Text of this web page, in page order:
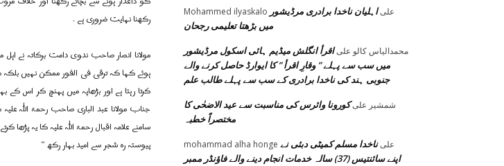
رکھنا نہایت ضروری ہے .
مولانا انصار صاحب ندوی دامت برکاتہ نے
ہوئے کہا کہ ترقی فی الفور ممکن نہیں
کرتا رہتا ہے اور بڑھاپہ میں پہنچ کر اس
جناب مولانا عبد الباری صاحب رحمۃ اللہ
سامنے علامہ اقبال رحمۃ اللہ علیہ کا یہ
پیوستہ رہ شجر سے امید بہار رکھ “
Mohammed ilyaskalo علىاہلیان ناخدا برادری مرڈیشور
میں بڑھتا تعلیمی رجحان
محمدالیاس کالو علىاقرأ انگلش میڈیم ہائی اسکول مرڈیشور
میں سب سے پہلے ” وقارِ اقرأ ” کا ایوارڈ حاصل کرنے والے
جنوبی ہند کی ناخدا برادری کے سب سے پہلے طالب علم
شمشیر علىکورونا وائرس کی مناسبت سے عید الاضحٰی کا
مختصراً خطبہ
mohammad alha honge علىناخدا مسلم کمیٹی دبئی نے
اپنے سائنتیس (37) سالہ خدمات انجام دینے والے فاؤنڈر ممبر